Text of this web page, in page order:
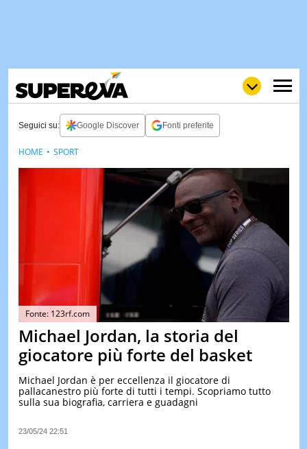
WOW
NEWS
& TV
QUIZ
TEST
Seguici su: Google Discover Fonti preferite
Fonte: 123rf.com
Michael Jordan, la storia del
giocatore più forte del basket
Michael Jordan è per eccellenza il giocatore di
pallacanestro più forte di tutti i tempi. Scopriamo tutto
sulla sua biografia, carriera e guadagni
23/05/24 22:51
HOME SPORT